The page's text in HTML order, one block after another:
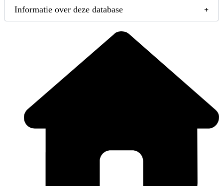
Informatie over deze database